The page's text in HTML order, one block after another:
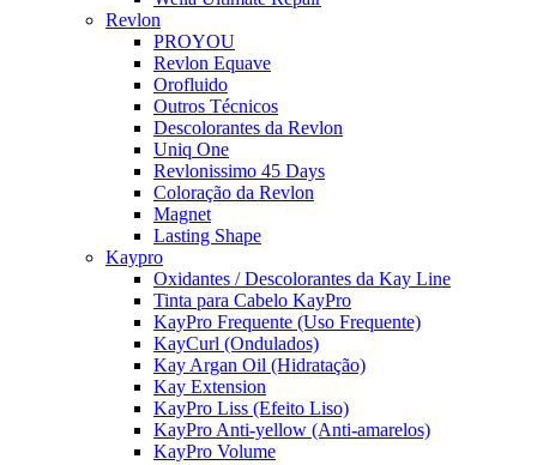
Revlon
PROYOU
Revlon Equave
Orofluido
Outros Técnicos
Descolorantes da Revlon
Uniq One
Revlonissimo 45 Days
Coloração da Revlon
Magnet
Lasting Shape
Kaypro
Oxidantes / Descolorantes da Kay Line
Tinta para Cabelo KayPro
KayPro Frequente (Uso Frequente)
KayCurl (Ondulados)
Kay Argan Oil (Hidratação)
Kay Extension
KayPro Liss (Efeito Liso)
KayPro Anti-yellow (Anti-amarelos)
KayPro Volume